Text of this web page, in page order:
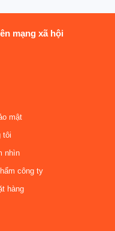
mạng xã hội
mật
tôi
nhìn
công ty
hàng